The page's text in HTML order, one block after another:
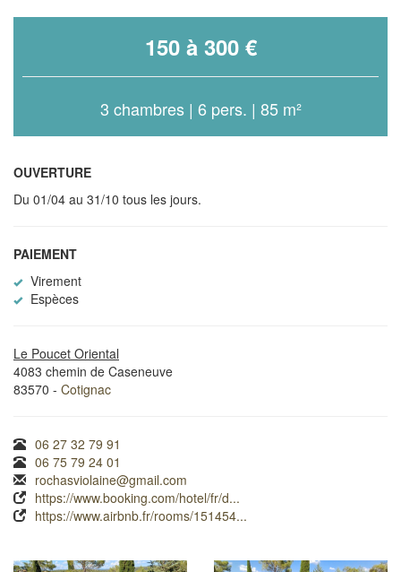
150 à 300 €
3 chambres | 6 pers. | 85 m²
OUVERTURE
Du 01/04 au 31/10 tous les jours.
PAIEMENT
Virement
Espèces
Le Poucet Oriental
4083 chemin de Caseneuve
83570 - Cotignac
06 27 32 79 91
06 75 79 24 01
rochasviolaine@gmail.com
https://www.booking.com/hotel/fr/d...
https://www.airbnb.fr/rooms/151454...